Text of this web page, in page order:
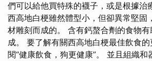
們可以給他買特殊的襪子，或是根據治
西高地白梗雖然體型小，但卻異常堅固
材雕刻而成的。 含有鈣螯合劑的食物
成。 要了解有關西高地白梗最佳飲食
閱“健康飲食，狗更健康”。 並且組織和